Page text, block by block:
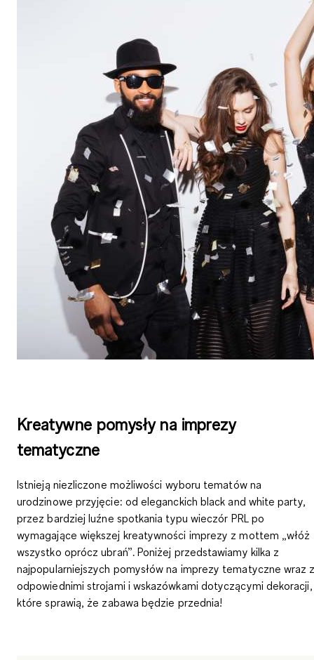
Kreatywne pomysły na imprezy
tematyczne
Istnieją niezliczone możliwości wyboru tematów na
urodzinowe przyjęcie: od eleganckich black and white party,
przez bardziej luźne spotkania typu wieczór PRL po
wymagające większej kreatywności imprezy z mottem „włóż
wszystko oprócz ubrań”. Poniżej przedstawiamy kilka z
najpopularniejszych pomysłów na imprezy tematyczne wraz
odpowiednimi strojami i wskazówkami dotyczącymi dekoracji,
które sprawią, że zabawa będzie przednia!